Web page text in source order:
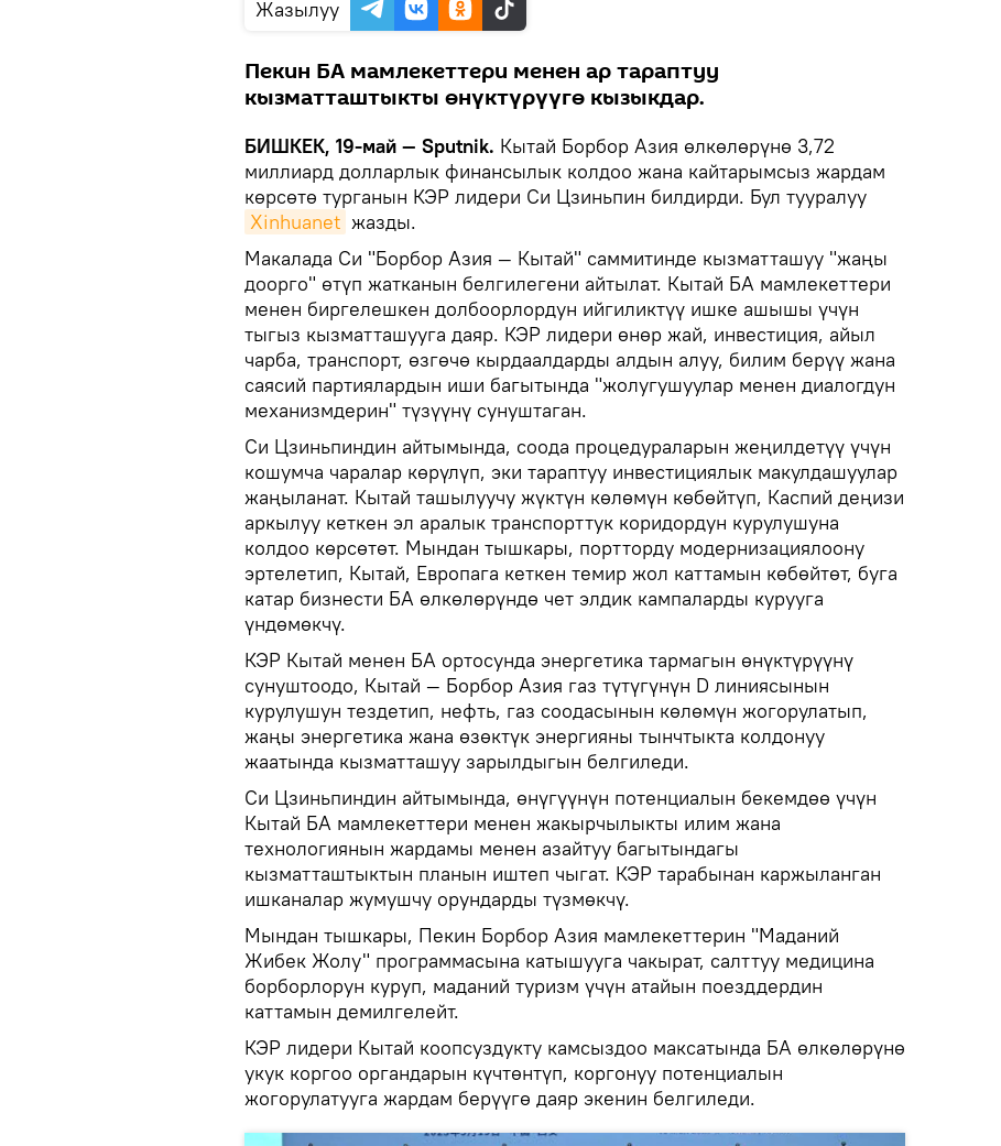
Жазылуу
Пекин БА мамлекеттери менен ар тараптуу
кызматташтыкты өнүктүрүүгө кызыкдар.
БИШКЕК, 19-май — Sputnik. Кытай Борбор Азия өлкөлөрүнө 3,72
миллиард долларлык финансылык колдоо жана кайтарымсыз жардам
көрсөтө турганын КЭР лидери Си Цзиньпин билдирди. Бул тууралуу
Xinhuanet жазды.
Макалада Си "Борбор Азия — Кытай" саммитинде кызматташуу "жаңы
доорго" өтүп жатканын белгилегени айтылат. Кытай БА мамлекеттери
менен биргелешкен долбоорлордун ийгиликтүү ишке ашышы үчүн
тыгыз кызматташууга даяр. КЭР лидери өнөр жай, инвестиция, айыл
чарба, транспорт, өзгөчө кырдаалдарды алдын алуу, билим берүү жана
саясий партиялардын иши багытында "жолугушуулар менен диалогдун
механизмдерин" түзүүнү сунуштаган.
Си Цзиньпиндин айтымында, соода процедураларын жеңилдетүү үчүн
кошумча чаралар көрүлүп, эки тараптуу инвестициялык макулдашуулар
жаңыланат. Кытай ташылуучу жүктүн көлөмүн көбөйтүп, Каспий деңизи
аркылуу кеткен эл аралык транспорттук коридордун курулушуна
колдоо көрсөтөт. Мындан тышкары, портторду модернизациялоону
эртелетип, Кытай, Европага кеткен темир жол каттамын көбөйтөт, буга
катар бизнести БА өлкөлөрүндө чет элдик кампаларды курууга
үндөмөкчү.
КЭР Кытай менен БА ортосунда энергетика тармагын өнүктүрүүнү
сунуштоодо, Кытай — Борбор Азия газ түтүгүнүн D линиясынын
курулушун тездетип, нефть, газ соодасынын көлөмүн жогорулатып,
жаңы энергетика жана өзөктүк энергияны тынчтыкта колдонуу
жаатында кызматташуу зарылдыгын белгиледи.
Си Цзиньпиндин айтымында, өнүгүүнүн потенциалын бекемдөө үчүн
Кытай БА мамлекеттери менен жакырчылыкты илим жана
технологиянын жардамы менен азайтуу багытындагы
кызматташтыктын планын иштеп чыгат. КЭР тарабынан каржыланган
ишканалар жумушчу орундарды түзмөкчү.
Мындан тышкары, Пекин Борбор Азия мамлекеттерин "Маданий
Жибек Жолу" программасына катышууга чакырат, салттуу медицина
борборлорун куруп, маданий туризм үчүн атайын поезддердин
каттамын демилгелейт.
КЭР лидери Кытай коопсуздукту камсыздоо максатында БА өлкөлөрүнө
укук коргоо органдарын күчтөнтүп, коргонуу потенциалын
жогорулатууга жардам берүүгө даяр экенин белгиледи.